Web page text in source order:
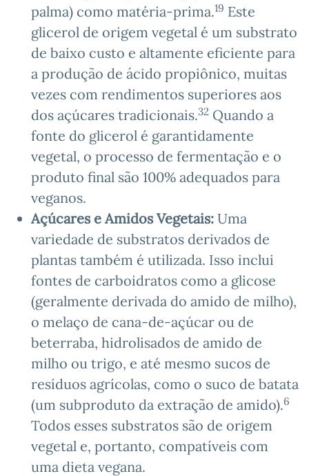
palma) como matéria-prima.19 Este
glicerol de origem vegetal é um substrato
de baixo custo e altamente eficiente para
a produção de ácido propiônico, muitas
vezes com rendimentos superiores aos
dos açúcares tradicionais.32 Quando a
fonte do glicerol é garantidamente
vegetal, o processo de fermentação e o
produto final são 100% adequados para
veganos.
Açúcares e Amidos Vegetais: Uma
variedade de substratos derivados de
plantas também é utilizada. Isso inclui
fontes de carboidratos como a glicose
(geralmente derivada do amido de milho),
o melaço de cana-de-açúcar ou de
beterraba, hidrolisados de amido de
milho ou trigo, e até mesmo sucos de
resíduos agrícolas, como o suco de batata
(um subproduto da extração de amido).6
Todos esses substratos são de origem
vegetal e, portanto, compatíveis com
uma dieta vegana.